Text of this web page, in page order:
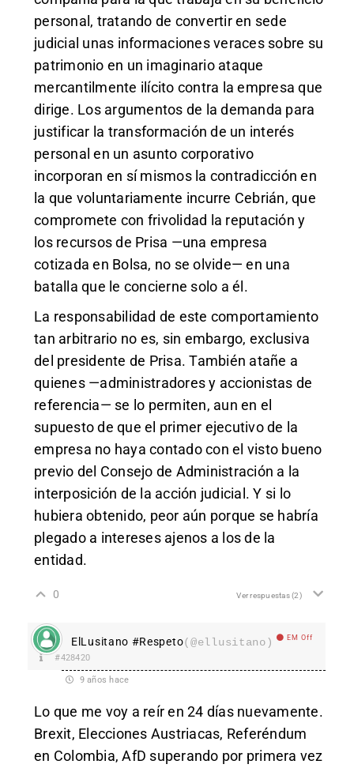
personal, tratando de convertir en sede
judicial unas informaciones veraces sobre su
patrimonio en un imaginario ataque
mercantilmente ilícito contra la empresa que
dirige. Los argumentos de la demanda para
justificar la transformación de un interés
personal en un asunto corporativo
incorporan en sí mismos la contradicción en
la que voluntariamente incurre Cebrián, que
compromete con frivolidad la reputación y
los recursos de Prisa —una empresa
cotizada en Bolsa, no se olvide— en una
batalla que le concierne solo a él.
La responsabilidad de este comportamiento
tan arbitrario no es, sin embargo, exclusiva
del presidente de Prisa. También atañe a
quienes —administradores y accionistas de
referencia— se lo permiten, aun en el
supuesto de que el primer ejecutivo de la
empresa no haya contado con el visto bueno
previo del Consejo de Administración a la
interposición de la acción judicial. Y si lo
hubiera obtenido, peor aún porque se habría
plegado a intereses ajenos a los de la
entidad.
0 Ver respuestas(2)
ElLusitano #Respeto(@ellusitano) EM Off
#428420
9 años hace
Lo que me voy a reír en 24 días nuevamente.
Brexit, Elecciones Austriacas, Referéndum
en Colombia, AfD superando por primera vez